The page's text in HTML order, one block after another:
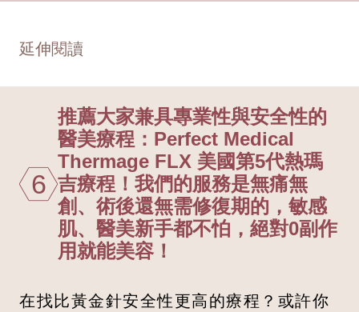
延伸閱讀
6
推薦大家兼具專業性與安全性的
醫美療程：Perfect Medical
Thermage FLX 美國第5代熱瑪
吉療程！我們的服務是無痛無
創、術後還無需修復期的，敏感
肌、醫美新手都不怕，絕對0副作
用就能美容！
在找比黃金針安全性更高的療程？或許你